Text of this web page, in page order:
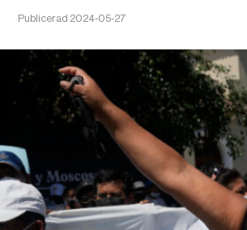
Publicerad 2024-05-27